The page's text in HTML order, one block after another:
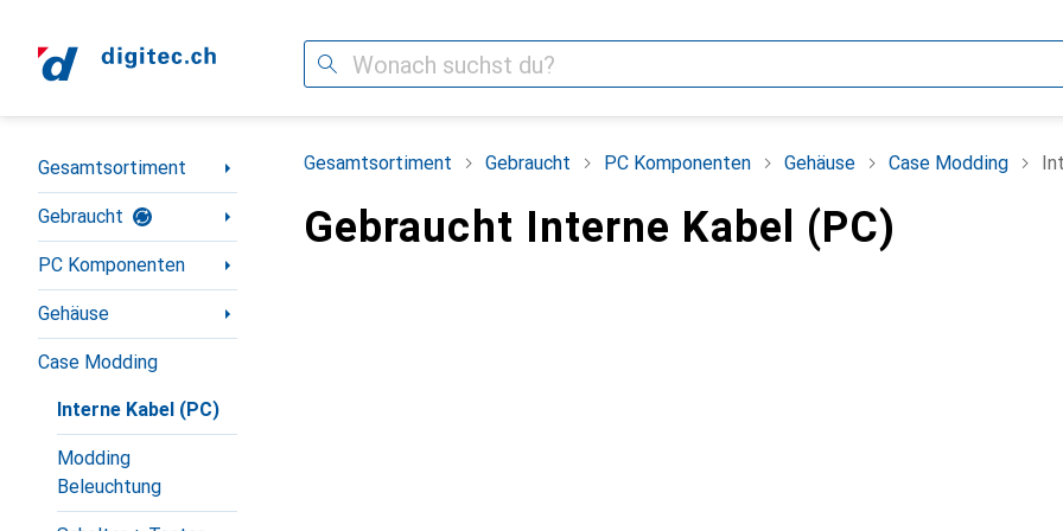
Suche
Navigation nach Kategorien
Gesamtsortiment
Gebraucht
PC Komponenten
Gehäuse
Case Modding
Interne Kabel (PC)
Modding
Beleuchtung
Gesamtsortiment Gebraucht PC Komponenten Gehäuse Case Modding
Gebraucht Interne Kabel (PC)